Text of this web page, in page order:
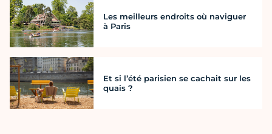
Les meilleurs endroits où naviguer
à Paris
Et si l’été parisien se cachait sur les
quais ?